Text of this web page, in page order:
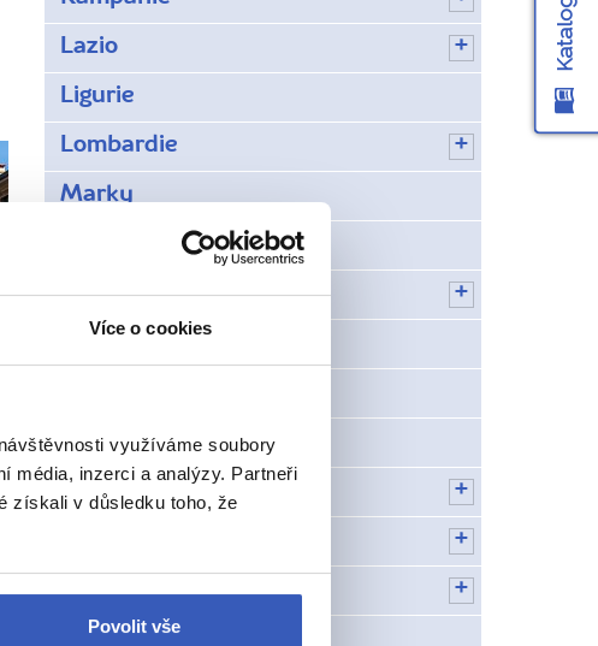
Více o cookies
využíváme soubory
média, inzerci a analýzy. Partneři
získali v důsledku toho, že
Povolit vše
Lazio
Ligurie
Lombardie
Marky
Piemont
Skrytá místa na Capri
Toskánsko
Umbrie
Velikonoce v Itálii